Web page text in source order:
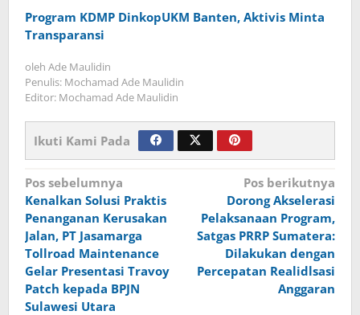
Program KDMP DinkopUKM Banten, Aktivis Minta
Transparansi
oleh Ade Maulidin
Penulis: Mochamad Ade Maulidin
Editor: Mochamad Ade Maulidin
Ikuti Kami Pada
Navigasi
pos
Pos sebelumnya
Kenalkan Solusi Praktis
Penanganan Kerusakan
Jalan, PT Jasamarga
Tollroad Maintenance
Gelar Presentasi Travoy
Patch kepada BPJN
Sulawesi Utara
Pos berikutnya
Dorong Akselerasi
Pelaksanaan Program,
Satgas PRRP Sumatera:
Dilakukan dengan
Percepatan Realidlsasi
Anggaran